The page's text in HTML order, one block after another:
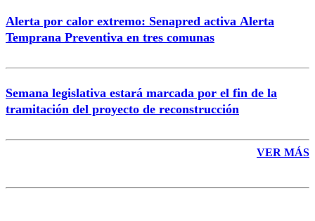
Alerta por calor extremo: Senapred activa Alerta
Temprana Preventiva en tres comunas
Semana legislativa estará marcada por el fin de la
tramitación del proyecto de reconstrucción
VER MÁS